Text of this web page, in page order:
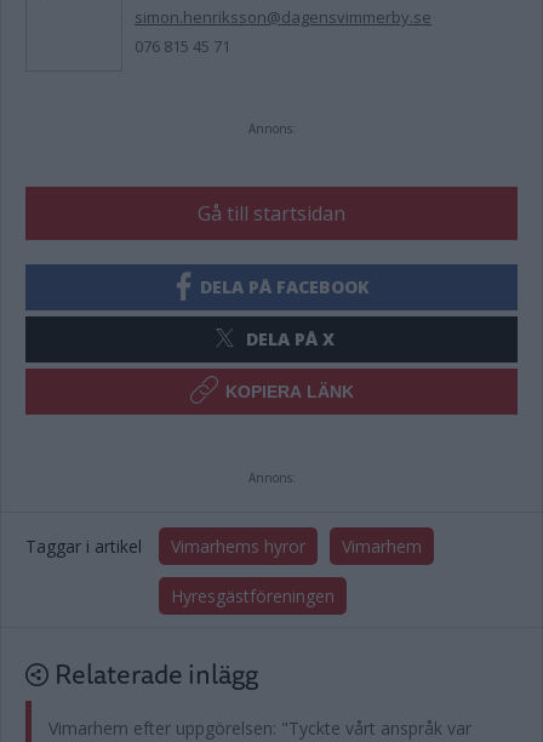
simon.henriksson@dagensvimmerby.se
076 815 45 71
Annons:
Gå till startsidan
DELA PÅ FACEBOOK
DELA PÅ X
KOPIERA LÄNK
Annons:
Taggar i artikel Vimarhems hyror Vimarhem
Hyresgästföreningen
Relaterade inlägg
Vimarhem efter uppgörelsen: "Tyckte vårt anspråk var